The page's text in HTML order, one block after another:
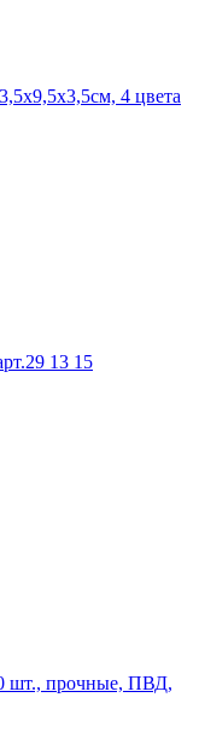
4 цвета
13 15
шт., прочные, ПВД,